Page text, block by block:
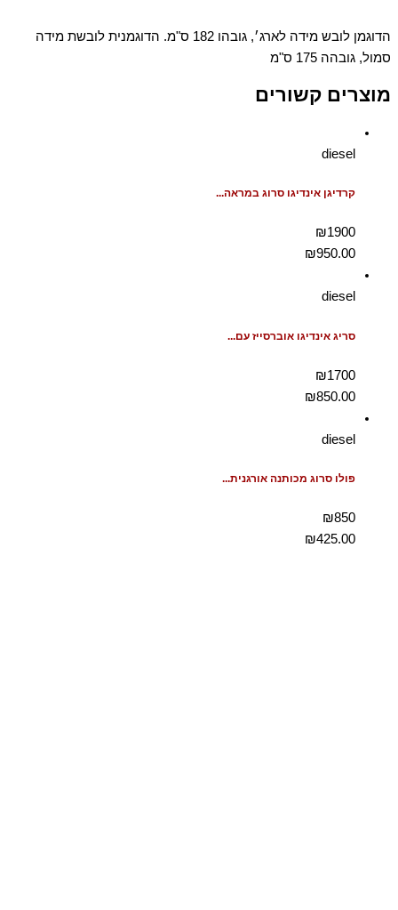
הדוגמן לובש מידה לארג׳, גובהו 182 ס"מ. הדוגמנית לובשת מידה
סמול, גובהה 175 ס"מ
מוצרים קשורים
diesel
קרדיגן אינדיגו סרוג במראה...
₪1900
₪950.00
diesel
סריג אינדיגו אוברסייז עם...
₪1700
₪850.00
diesel
פולו סרוג מכותנה אורגנית...
₪850
₪425.00